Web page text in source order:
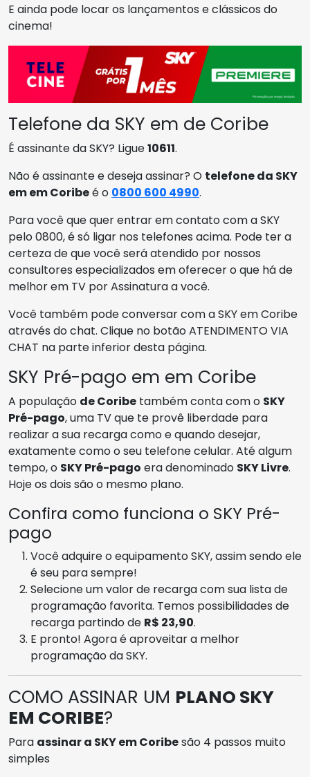
E ainda pode locar os lançamentos e clássicos do
cinema!
Telefone da SKY em de Coribe
É assinante da SKY? Ligue10611.
Não é assinante e deseja assinar? O telefone da SKY
em em Coribeé o 0800 600 4990.
Para você que quer entrar em contato com a SKY
pelo 0800, é só ligar nos telefones acima. Pode ter a
certeza de que você será atendido por nossos
consultores especializados em oferecer o que há de
melhor em TV por Assinatura a você.
Você também pode conversar com a SKY em Coribe
através do chat. Clique no botão ATENDIMENTO VIA
CHAT na parte inferior desta página.
SKY Pré-pago em em Coribe
A população de Coribe também conta com o SKY
Pré-pago, uma TV que te provê liberdade para
realizar a sua recarga como e quando desejar,
exatamente como o seu telefone celular. Até algum
tempo, o SKY Pré-pago era denominado SKY Livre.
Hoje os dois são o mesmo plano.
Confira como funciona o SKY Pré-
pago
Você adquire o equipamento SKY, assim sendo ele
é seu para sempre!
Selecione um valor de recarga com sua lista de
programação favorita. Temos possibilidades de
recarga partindo de R$ 23,90.
E pronto! Agora é aproveitar a melhor
programação da SKY.
COMO ASSINAR UM PLANO SKY
EM CORIBE?
Para assinar a SKY em Coribesão 4 passos muito
simples